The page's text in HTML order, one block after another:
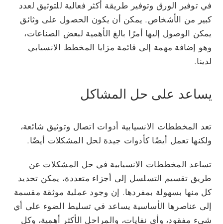
في توفير الورق وتوفير طريقة أكثر فعالية للتوثيق لعدد
كبير من الأشخاص. يمكن أن يكون الحصول على وثائق
يمكن الوصول إليها أمرًا بالغ الأهمية لبعض الصناعات،
وهو إضافة مهمة إلى قائمة مزايا المخطط الانسيابي
لدينا.
يساعد على حل المشاكل
تعد المخططات الانسيابية أدوات اتصال وتوثيق شائعة،
ولكنها تعمل أيضًا كأدوات جيدة لحل المشكلات أيضًا.
تساعد المخططات الانسيابية في حل المشكلات عن
طريق تقسيم التسلسل إلى أجزاء متعددة، يمكن تحديد
كل منها بسهولة بمفردها. إن وجود عملية موثقة مقسمة
إلى عناصرها الأساسية يساعد في تسليط الضوء على أي
شيء مفقود، وأي نفايات، والمراحل الأكثر أهمية، وكل